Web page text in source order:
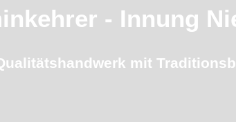
- Innung
mit